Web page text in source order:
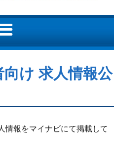
け 求人情報公
報をマイナビにて掲載して